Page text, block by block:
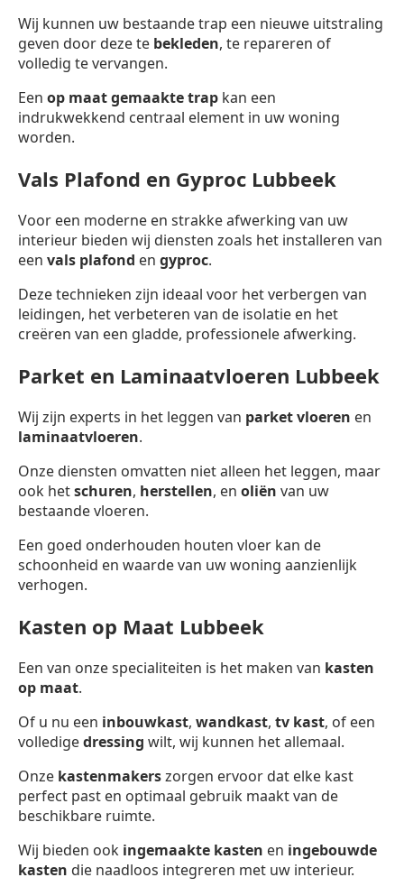
Wij kunnen uw bestaande trap een nieuwe uitstraling
geven door deze te bekleden, te repareren of
volledig te vervangen.
Een op maat gemaakte trap kan een
indrukwekkend centraal element in uw woning
worden.
Vals Plafond en Gyproc Lubbeek
Voor een moderne en strakke afwerking van uw
interieur bieden wij diensten zoals het installeren van
een vals plafond en gyproc.
Deze technieken zijn ideaal voor het verbergen van
leidingen, het verbeteren van de isolatie en het
creëren van een gladde, professionele afwerking.
Parket en Laminaatvloeren Lubbeek
Wij zijn experts in het leggen van parket vloeren en
laminaatvloeren.
Onze diensten omvatten niet alleen het leggen, maar
ook hetschuren, herstellen, en oliën van uw
bestaande vloeren.
Een goed onderhouden houten vloer kan de
schoonheid en waarde van uw woning aanzienlijk
verhogen.
Kasten op Maat Lubbeek
Een van onze specialiteiten is het maken van kasten
op maat.
Of u nu een inbouwkast, wandkast, tv kast, of een
volledigedressing wilt, wij kunnen het allemaal.
Onze kastenmakerszorgen ervoor dat elke kast
perfect past en optimaal gebruik maakt van de
beschikbare ruimte.
Wij bieden ook ingemaakte kasten en ingebouwde
kasten die naadloos integreren met uw interieur.